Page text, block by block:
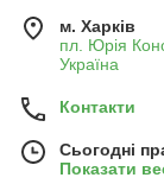
м. Харків
пл. Юрія
Україна
Контакти
Сьогодні
Показати